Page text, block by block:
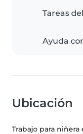
Tareas
Ayuda
Ubicación
Trabajo para niñera